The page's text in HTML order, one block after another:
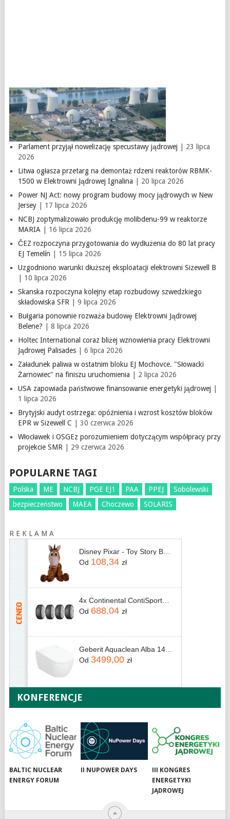
Parlament przyjął nowelizację specustawy jądrowej | 23 lipca
2026
Litwa ogłasza przetarg na demontaż rdzeni reaktorów RBMK-
1500 w Elektrowni Jądrowej Ignalina | 20 lipca 2026
Power NJ Act: nowy program budowy mocy jądrowych w New
Jersey| 17 lipca 2026
NCBJ zoptymalizowało produkcję molibdenu-99 w reaktorze
MARIA| 16 lipca 2026
ČEZ rozpoczyna przygotowania do wydłużenia do 80 lat pracy
EJ Temelín | 15 lipca 2026
Uzgodniono warunki dłuższej eksploatacji elektrowni Sizewell B
| 10 lipca 2026
Skanska rozpoczyna kolejny etap rozbudowy szwedzkiego
składowiska SFR| 9 lipca 2026
Bułgaria ponownie rozważa budowę Elektrowni Jądrowej
Belene? | 8 lipca 2026
Holtec International coraz bliżej wznowienia pracy Elektrowni
Jądrowej Palisades| 6 lipca 2026
Załadunek paliwa w ostatnim bloku EJ Mochovce. "Słowacki
Żarnowiec" na finiszu uruchomienia | 2 lipca 2026
USA zapowiada państwowe finansowanie energetyki jądrowej
1 lipca 2026
Brytyjski audyt ostrzega: opóźnienia i wzrost kosztów bloków
EPR w Sizewell C | 30 czerwca 2026
Włocławek i OSGEz porozumieniem dotyczącym współpracy przy
projekcie SMR| 29 czerwca 2026
POPULARNE TAGI
Polska ME NCBJ PGE EJ1 PAA PPEJ
Sobolewski
bezpieczeństwo
MAEA Choczewo SOLARIS
R E K L A M A
Disney Pixar - Toy Story Bullseye 25cm (6315870703) (figurka)
Od 108,34 zł
4x Continental ContiSportContact 5 245/45R18 96W
Od 688,04 zł
Geberit Aquaclean Alba 146350011
Od 3499,00 zł
KONFERENCJE
BALTIC NUCLEAR
ENERGY FORUM
II NUPOWER DAYS
III KONGRES
ENERGETYKI
JĄDROWEJ